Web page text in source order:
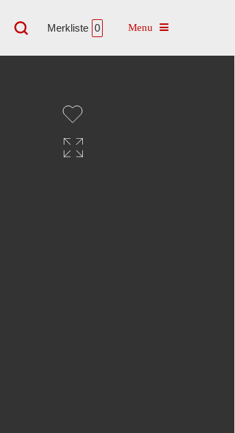
Merkliste 0 Toggle navigation